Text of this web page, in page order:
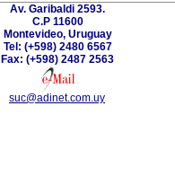
Av. Garibaldi 2593.
C.P 11600
Montevideo, Uruguay
Tel: (+598) 2480 6567
Fax: (+598) 2487 2563
suc@adinet.com.uy